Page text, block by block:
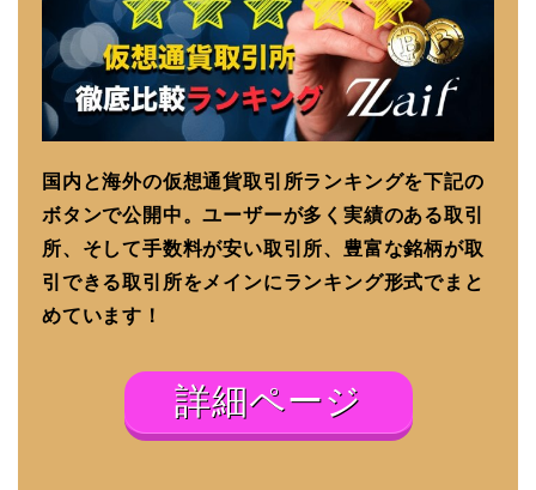
国内と海外の仮想通貨取引所ランキングを下記の
ボタンで公開中。ユーザーが多く実績のある取引
所、そして手数料が安い取引所、豊富な銘柄が取
引できる取引所をメインにランキング形式でまと
めています！
詳細ページ